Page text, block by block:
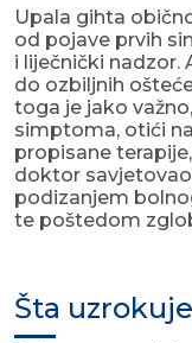
Upala gihta
od pojave prvih
i liječnički nadzor.
do ozbiljnih
toga je jako
simptoma, otići
propisane
doktor
podizanjem
te poštedom
Šta